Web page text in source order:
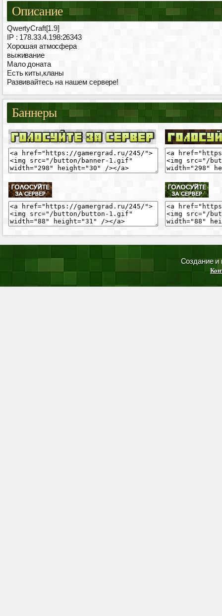
Описание
QwertyСraft[1.9]
IP : 178.33.4.198:26343
Хорошая атмосфера
выживание
Мало доната
Есть киты,кланы
Развивайтесь на нашем сервере!
Баннеры
Создание и